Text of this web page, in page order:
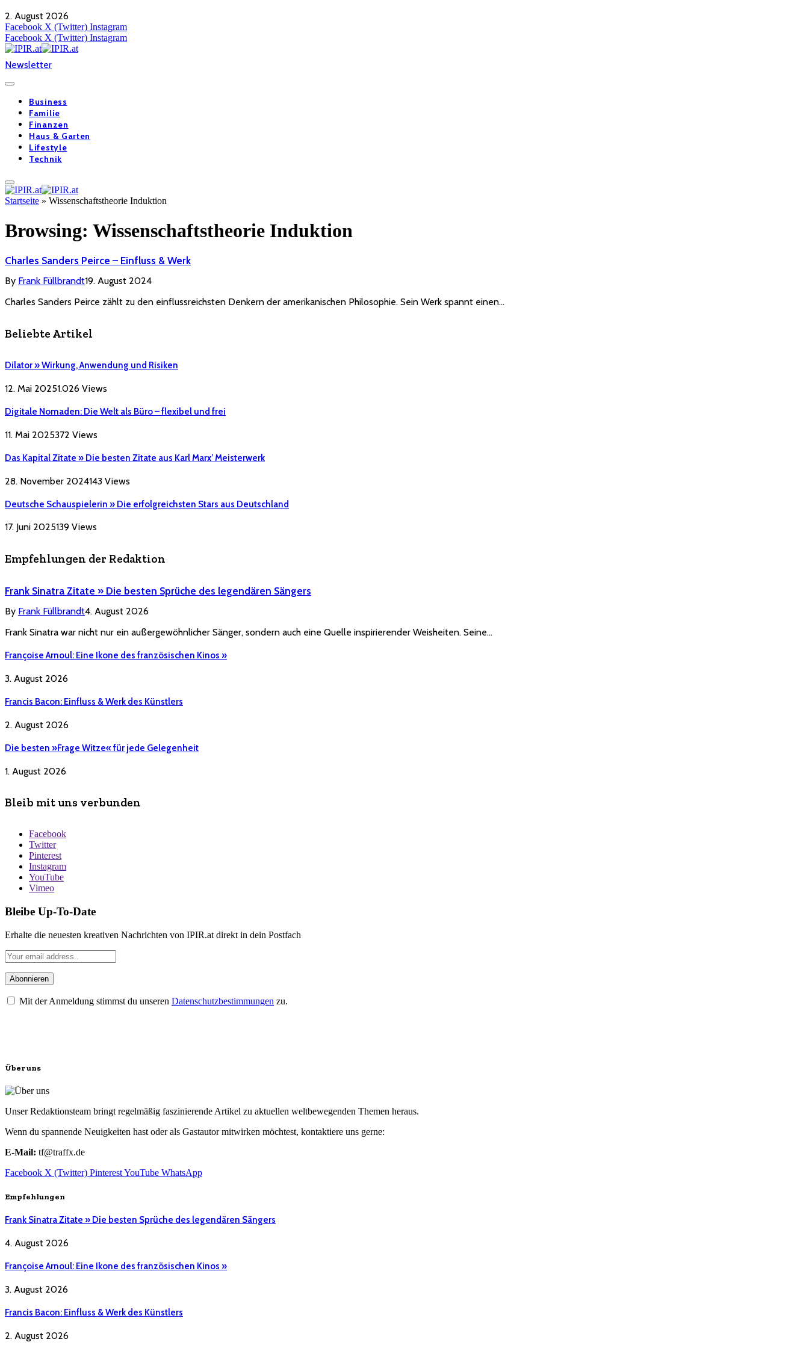
2. August 2026
Facebook X (Twitter) Instagram
Facebook X (Twitter) Instagram
Newsletter
Business
Familie
Finanzen
Haus & Garten
Lifestyle
Technik
Startseite » Wissenschaftstheorie Induktion
Browsing: Wissenschaftstheorie Induktion
Charles Sanders Peirce – Einfluss & Werk
By Frank Füllbrandt19. August 2024
Charles Sanders Peirce zählt zu den einflussreichsten Denkern der amerikanischen Philosophie. Sein Werk spannt einen…
Beliebte Artikel
Dilator » Wirkung, Anwendung und Risiken
12. Mai 20251.026 Views
Digitale Nomaden: Die Welt als Büro – flexibel und frei
11. Mai 2025372 Views
Das Kapital Zitate » Die besten Zitate aus Karl Marx’ Meisterwerk
28. November 2024143 Views
Deutsche Schauspielerin » Die erfolgreichsten Stars aus Deutschland
17. Juni 2025139 Views
Empfehlungen der Redaktion
Frank Sinatra Zitate » Die besten Sprüche des legendären Sängers
By Frank Füllbrandt4. August 2026
Frank Sinatra war nicht nur ein außergewöhnlicher Sänger, sondern auch eine Quelle inspirierender Weisheiten. Seine…
Françoise Arnoul: Eine Ikone des französischen Kinos »
3. August 2026
Francis Bacon: Einfluss & Werk des Künstlers
2. August 2026
Die besten »Frage Witze« für jede Gelegenheit
1. August 2026
Bleib mit uns verbunden
Facebook
Twitter
Pinterest
Instagram
YouTube
Vimeo
Bleibe Up-To-Date
Erhalte die neuesten kreativen Nachrichten von IPIR.at direkt in dein Postfach
Mit der Anmeldung stimmst du unseren Datenschutzbestimmungen zu.
Über uns
Unser Redaktionsteam bringt regelmäßig faszinierende Artikel zu aktuellen weltbewegenden Themen heraus.
Wenn du spannende Neuigkeiten hast oder als Gastautor mitwirken möchtest, kontaktiere uns gerne:
E-Mail: tf@traffx.de
Facebook X (Twitter) PinterestYouTube WhatsApp
Empfehlungen
Frank Sinatra Zitate » Die besten Sprüche des legendären Sängers
4. August 2026
Françoise Arnoul: Eine Ikone des französischen Kinos »
3. August 2026
Francis Bacon: Einfluss & Werk des Künstlers
2. August 2026